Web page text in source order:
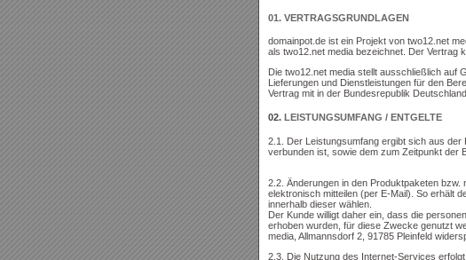
01. VERTRAGSGRUNDLAGEN
domainpot.de ist ein Projekt von two12.net
als two12.net media bezeichnet. Der Vertrag
Die two12.net media stellt ausschließlich auf
Lieferungen und Dienstleistungen für den
Vertrag mit in der Bundesrepublik
02. LEISTUNGSUMFANG / ENTGELTE
2.1. Der Leistungsumfang ergibt sich aus der
verbunden ist, sowie dem zum Zeitpunkt der
2.2. Änderungen in den Produktpaketen
elektronisch mitteilen (per E-Mail). So erhält
innerhalb dieser wählen.
Der Kunde willigt daher ein, dass die
erhoben wurden, für diese Zwecke genutzt
media, Allmannsdorf 2, 91785 Pleinfeld
2.3. Die Nutzung des Internet-Services